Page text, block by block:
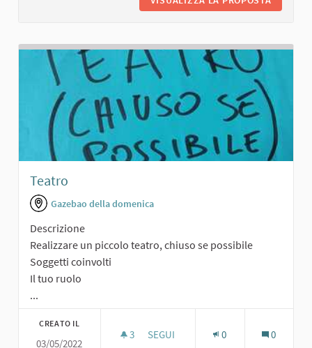
Teatro
Gazebao della domenica
Descrizione
Realizzare un piccolo teatro, chiuso se possibile
Soggetti coinvolti
Il tuo ruolo
...
CREATO IL
03/05/2022
3 3 SOSTENITORI
SEGUI 0 0